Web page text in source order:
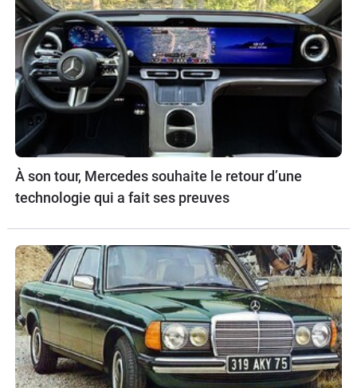
À son tour, Mercedes souhaite le retour d’une
technologie qui a fait ses preuves